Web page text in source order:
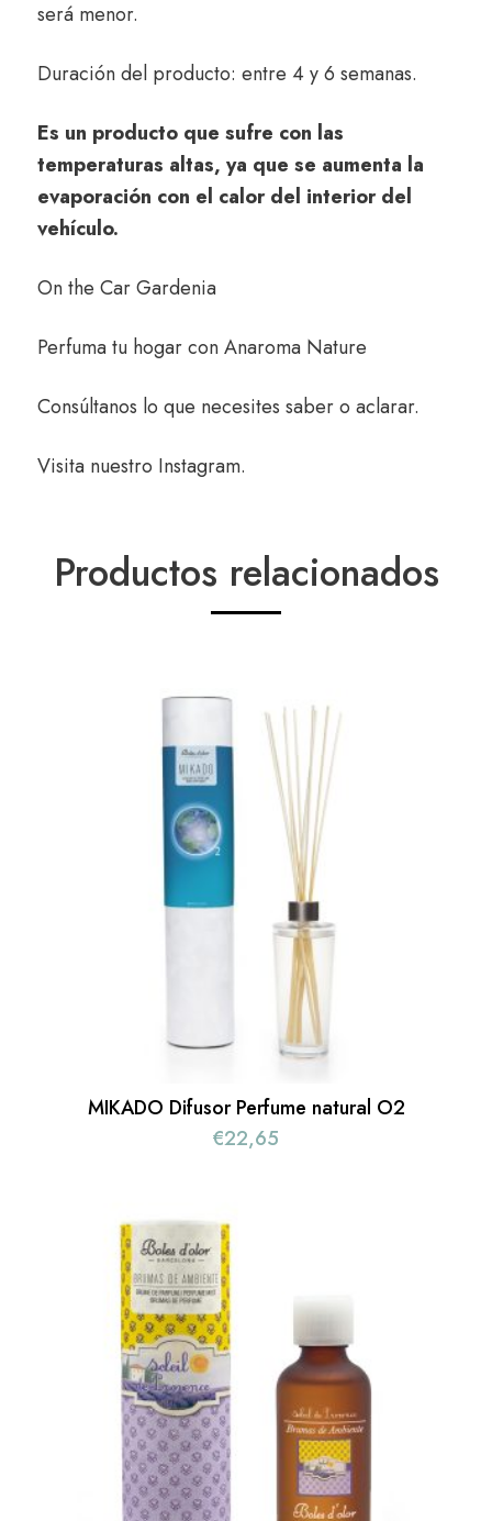
será menor.
Duración del producto: entre 4 y 6 semanas.
Es un producto que sufre con las
temperaturas altas, ya que se aumenta la
evaporación con el calor del interior del
vehículo.
On the Car Gardenia
Perfuma tu hogar conAnaroma Nature
Consúltanos lo que necesites saber o aclarar.
Visita nuestro Instagram.
Productos relacionados
MIKADO Difusor Perfume natural O2
€22,65